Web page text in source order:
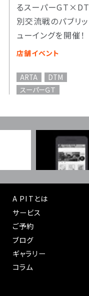
るスーパー
別交流戦のパブリ
ューイングを開催！
店舗イベント
ARTA
DTM
スーパーＧＴ
A PITとは
サービス
ご予約
ブログ
ギャラリー
コラム